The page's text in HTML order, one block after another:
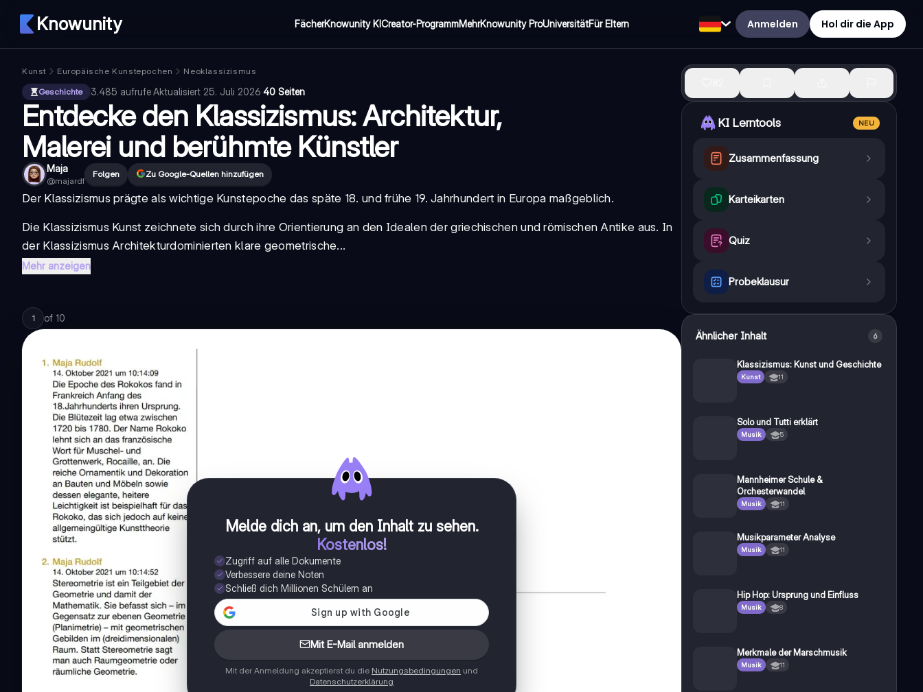
Knowunity FächerKnowunity KICreator-ProgrammMehrKnowunity ProUniversitätFür Eltern Anmelden Hol dir die App
Kunst Europäische Kunstepochen
Neoklassizismus
Geschichte
3.485 aufrufe·Aktualisiert 25. Juli 2026·40 Seiten
Entdecke den Klassizismus: Architektur,
Malerei und berühmte Künstler
Maja
@majardf
Folgen Zu Google-Quellen hinzufügen
Der Klassizismus prägte als wichtige Kunstepoche das späte 18. und frühe 19. Jahrhundert in Europa maßgeblich.
Die Klassizismus Kunst zeichnete sich durch ihre Orientierung an den Idealen der griechischen und römischen Antike aus. In
der Klassizismus Architekturdominierten klare geometrische...
Mehr anzeigen
1 of 10
Melde dich an, um den Inhalt zu sehen.
Kostenlos!
Zugriff auf alle Dokumente
Verbessere deine Noten
Schließ dich Millionen Schülern an
Mit E-Mail anmelden
Mit der Anmeldung akzeptierst du die Nutzungsbedingungen und
Datenschutzerklärung
KI Lerntools NEU
Zusammenfassung
Karteikarten
Quiz
Probeklausur
Ähnlicher Inhalt 6
Klassizismus: Kunst und Geschichte
Kunst 11
Solo und Tutti erklärt
Musik 5
Mannheimer Schule &
Orchesterwandel
Musik 11
Musikparameter Analyse
Musik 11
Hip Hop: Ursprung und Einfluss
Musik 8
Merkmale der Marschmusik
Musik 11